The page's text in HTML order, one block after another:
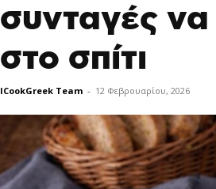
συνταγές να
στο σπίτι
ICookGreek Team - 12 Φεβρουαρίου, 2026